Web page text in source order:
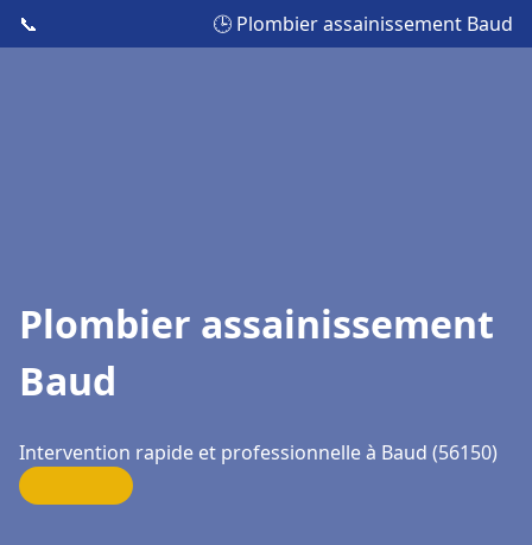
📞 🕒 Plombier assainissement Baud
Plombier assainissement
Baud
Intervention rapide et professionnelle à Baud (56150)